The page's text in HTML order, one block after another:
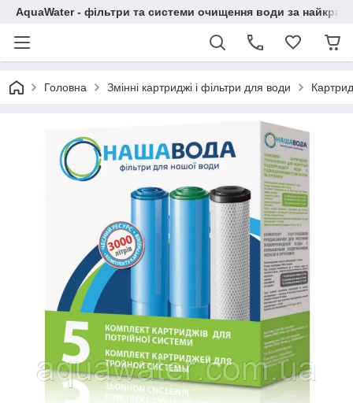
AquaWater - фільтри та системи очищення води за
Головна Змінні картриджі і фільтри для води